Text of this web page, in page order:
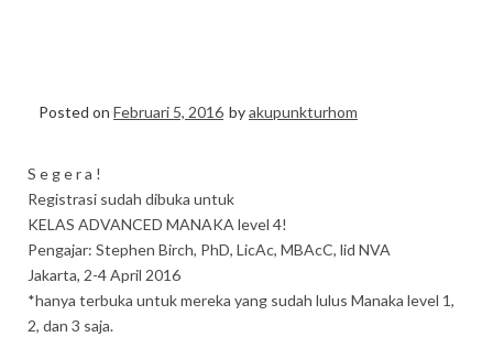
Posted on Februari 5, 2016 byakupunkturhom
S e g e r a !
Registrasi sudah dibuka untuk
KELAS ADVANCED MANAKA level 4!
Pengajar: Stephen Birch, PhD, LicAc, MBAcC, lid NVA
Jakarta, 2-4 April 2016
*hanya terbuka untuk mereka yang sudah lulus Manaka level 1,
2, dan 3 saja.